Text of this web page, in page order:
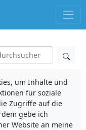
um Inhalte und
für soziale
Zugriffe auf die
gebe ich
Website an meine